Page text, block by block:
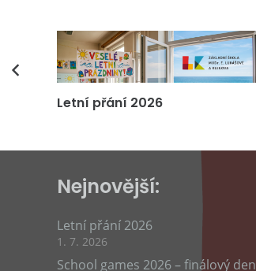
Letní přání 2026
Nejnovější:
Letní přání 2026
1. 7. 2026
School games 2026 – finálový den